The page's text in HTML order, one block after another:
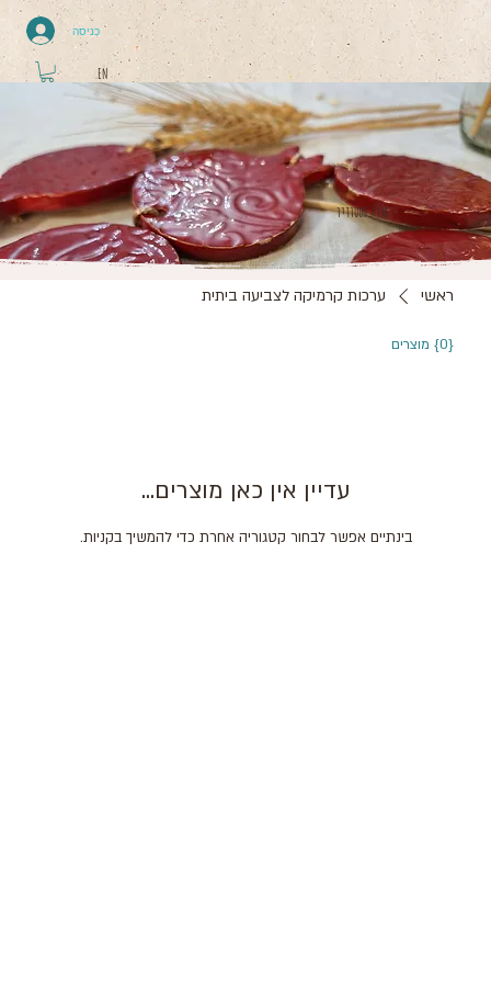
כניסה
EN
חנות הסטודיו
ראשי ערכות קרמיקה לצביעה ביתית
{0} מוצרים
עדיין אין כאן מוצרים...
בינתיים אפשר לבחור קטגוריה אחרת כדי להמשיך בקניות.